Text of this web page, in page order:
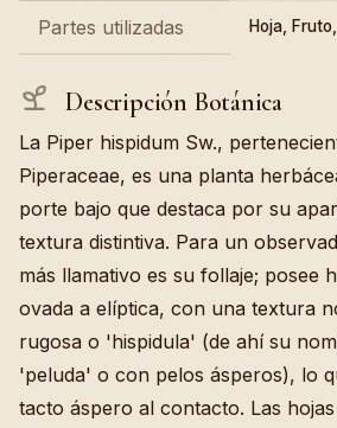
Partes utilizadas Hoja,
Descripción Botánica
La Piper hispidum Sw.,
Piperaceae, es una planta
porte bajo que destaca por su
textura distintiva. Para un
más llamativo es su follaje; posee
ovada a elíptica, con una textura
rugosa o 'hispidula' (de ahí su
'peluda' o con pelos ásperos), lo
tacto áspero al contacto. Las